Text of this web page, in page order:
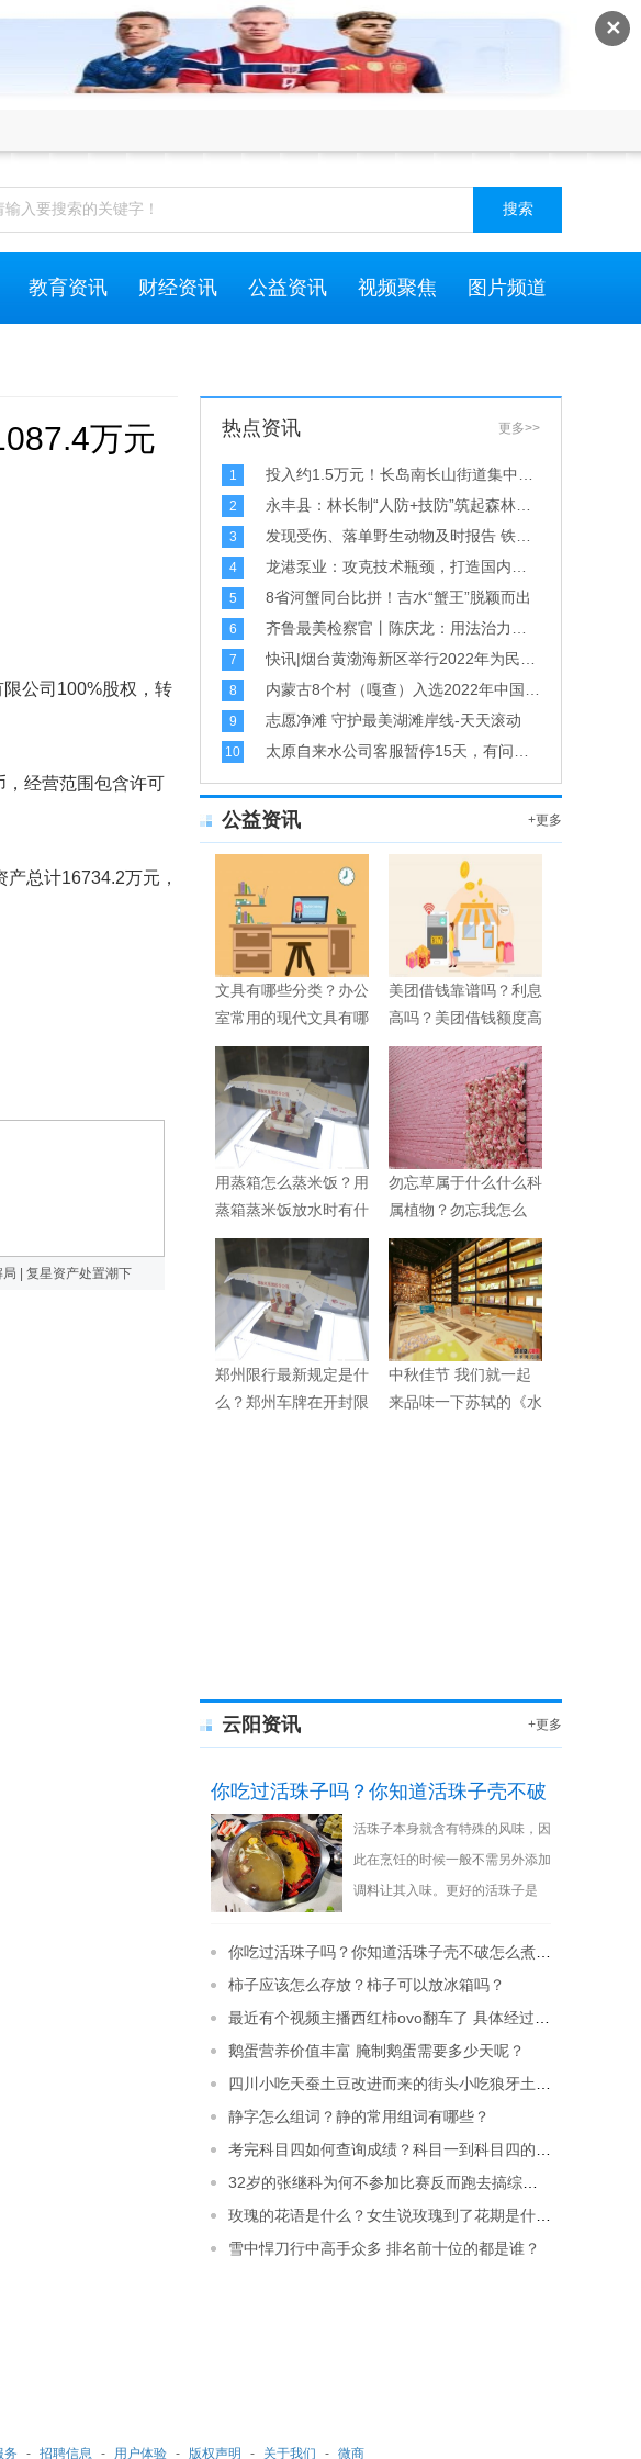
✕
搜索
教育资讯 财经资讯 公益资讯 视频聚焦 图片频道
万元
公司100%股权，转
经营范围包含许可
总计16734.2万元，
局 | 复星资产处置潮下
热点资讯 更多>>
1
2
3
4
5 8省河蟹同台比拼！吉水“蟹王”脱颖而出
6
7
8
9 志愿净滩 守护最美湖滩岸线-天天滚动
10
公益资讯 +更多
文具有哪些分类？办公
室常用的现代文具有哪
些？
美团借钱靠谱吗？利息
高吗？美团借钱额度高
不高？
用蒸箱怎么蒸米饭？用
蒸箱蒸米饭放水时有什
么技巧？
勿忘草属于什么什么科
属植物？勿忘我怎么
养？
郑州限行最新规定是什
么？郑州车牌在开封限
中秋佳节 我们就一起
来品味一下苏轼的《水
云阳资讯 +更多
你吃过活珠子吗？你知道活珠子壳不破
怎么煮进味道吗？活珠子本身就含有特殊的风味，因
此在烹饪的时候一般不需另外添加
调料让其入味。更好的活珠子是
美的汁，因此[详细]
柿子应该怎么存放？柿子可以放冰箱吗？
鹅蛋营养价值丰富 腌制鹅蛋需要多少天呢？
静字怎么组词？静的常用组词有哪些？
雪中悍刀行中高手众多 排名前十位的都是谁？
务 - 招聘信息 - 用户体验 - 版权声明 - 关于我们 - 微商